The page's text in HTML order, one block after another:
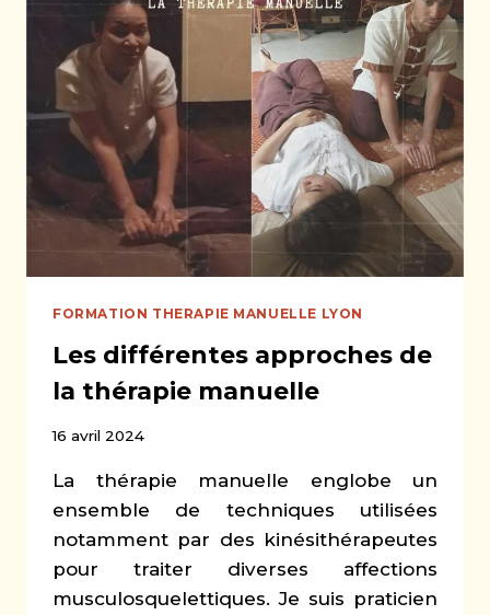
SECTEUR
THÉRAPIE
MANUELLE
:
ALTERNATIVE
PROMETTEUSE
FORMATION THERAPIE MANUELLE LYON
Les différentes approches de
la thérapie manuelle
16 avril 2024
La thérapie manuelle englobe un
ensemble de techniques utilisées
notamment par des kinésithérapeutes
pour traiter diverses affections
musculosquelettiques. Je suis praticien